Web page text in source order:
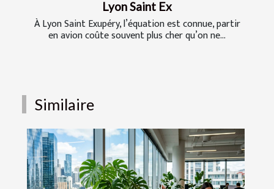
Lyon Saint Ex
À Lyon Saint Exupéry, l’équation est connue, partir
en avion coûte souvent plus cher qu’on ne...
Similaire